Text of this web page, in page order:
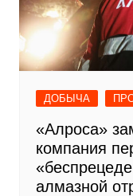
ДОБЫЧА
«Алроса»
компания
алмазной